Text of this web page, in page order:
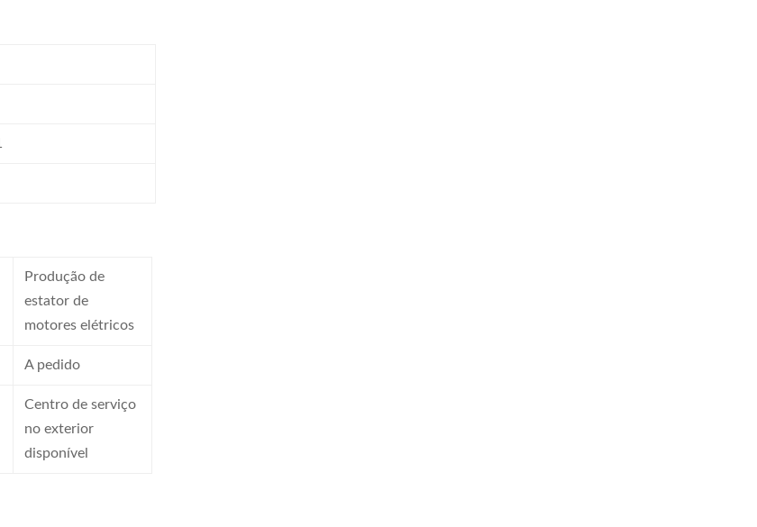
Produção de
estator de
motores elétricos
A pedido
Centro de serviço
no exterior
disponível